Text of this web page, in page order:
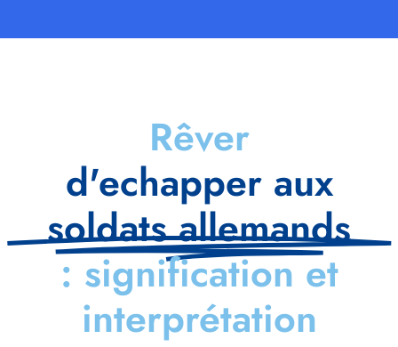
Rêver
d'echapper aux
soldats allemands
: signification et
interprétation